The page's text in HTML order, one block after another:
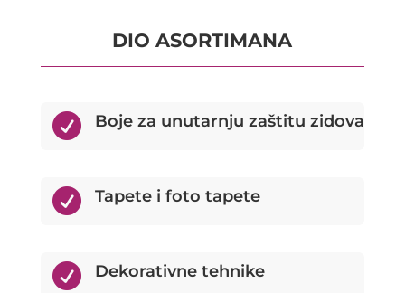
DIO ASORTIMANA
 Boje za unutarnju zaštitu zidova
 Tapete i foto tapete
 Dekorativne tehnike